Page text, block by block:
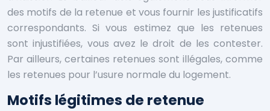
des motifs de la retenue et vous fournir les justificatifs
correspondants. Si vous estimez que les retenues
sont injustifiées, vous avez le droit de les contester.
Par ailleurs, certaines retenues sont illégales, comme
les retenues pour l’usure normale du logement.
Motifs légitimes de retenue